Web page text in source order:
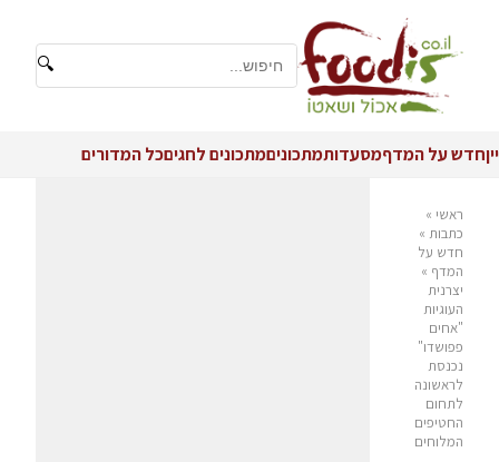
🔍
ייןחדש על המדףמסעדותמתכוניםמתכונים לחגיםכל המדורים
ראשי »
כתבות »
חדש על
המדף »
יצרנית
העוגיות
"אחים
פפושדו"
נכנסת
לראשונה
לתחום
החטיפים
המלוחים